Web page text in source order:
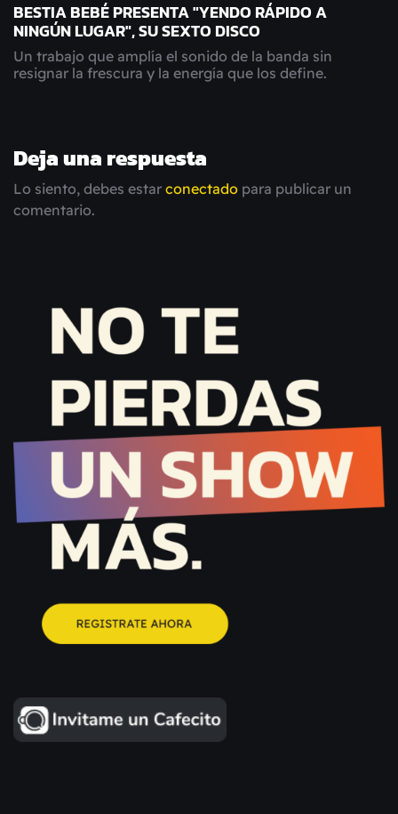
BESTIA BEBÉ PRESENTA "YENDO RÁPIDO A
NINGÚN LUGAR", SU SEXTO DISCO
Un trabajo que amplía el sonido de la banda sin
resignar la frescura y la energía que los define.
Deja una respuesta
Lo siento, debes estar conectado para publicar un
comentario.